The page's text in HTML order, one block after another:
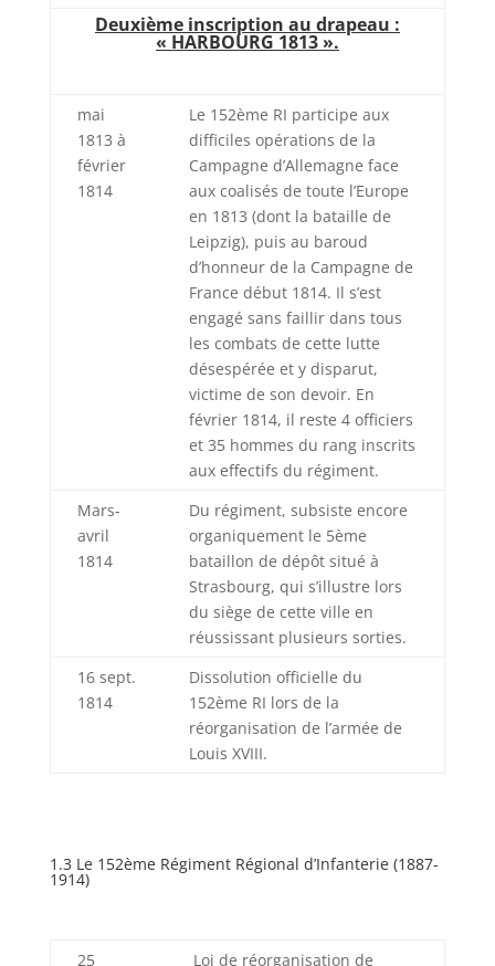
Deuxième inscription au drapeau :
« HARBOURG 1813 ».
mai
1813 à
février
1814
Le 152ème RI participe aux
difficiles opérations de la
Campagne d’Allemagne face
aux coalisés de toute l’Europe
en 1813 (dont la bataille de
Leipzig), puis au baroud
d’honneur de la Campagne de
France début 1814. Il s’est
engagé sans faillir dans tous
les combats de cette lutte
désespérée et y disparut,
victime de son devoir. En
février 1814, il reste 4 officiers
et 35 hommes du rang inscrits
aux effectifs du régiment.
Mars-
avril
1814
Du régiment, subsiste encore
organiquement le 5ème
bataillon de dépôt situé à
Strasbourg, qui s’illustre lors
du siège de cette ville en
réussissant plusieurs sorties.
16 sept.
1814
Dissolution officielle du
152ème RI lors de la
réorganisation de l’armée de
Louis XVIII.
1.3 Le 152ème Régiment Régional d’Infanterie (1887-
1914)
25
Loi de réorganisation de